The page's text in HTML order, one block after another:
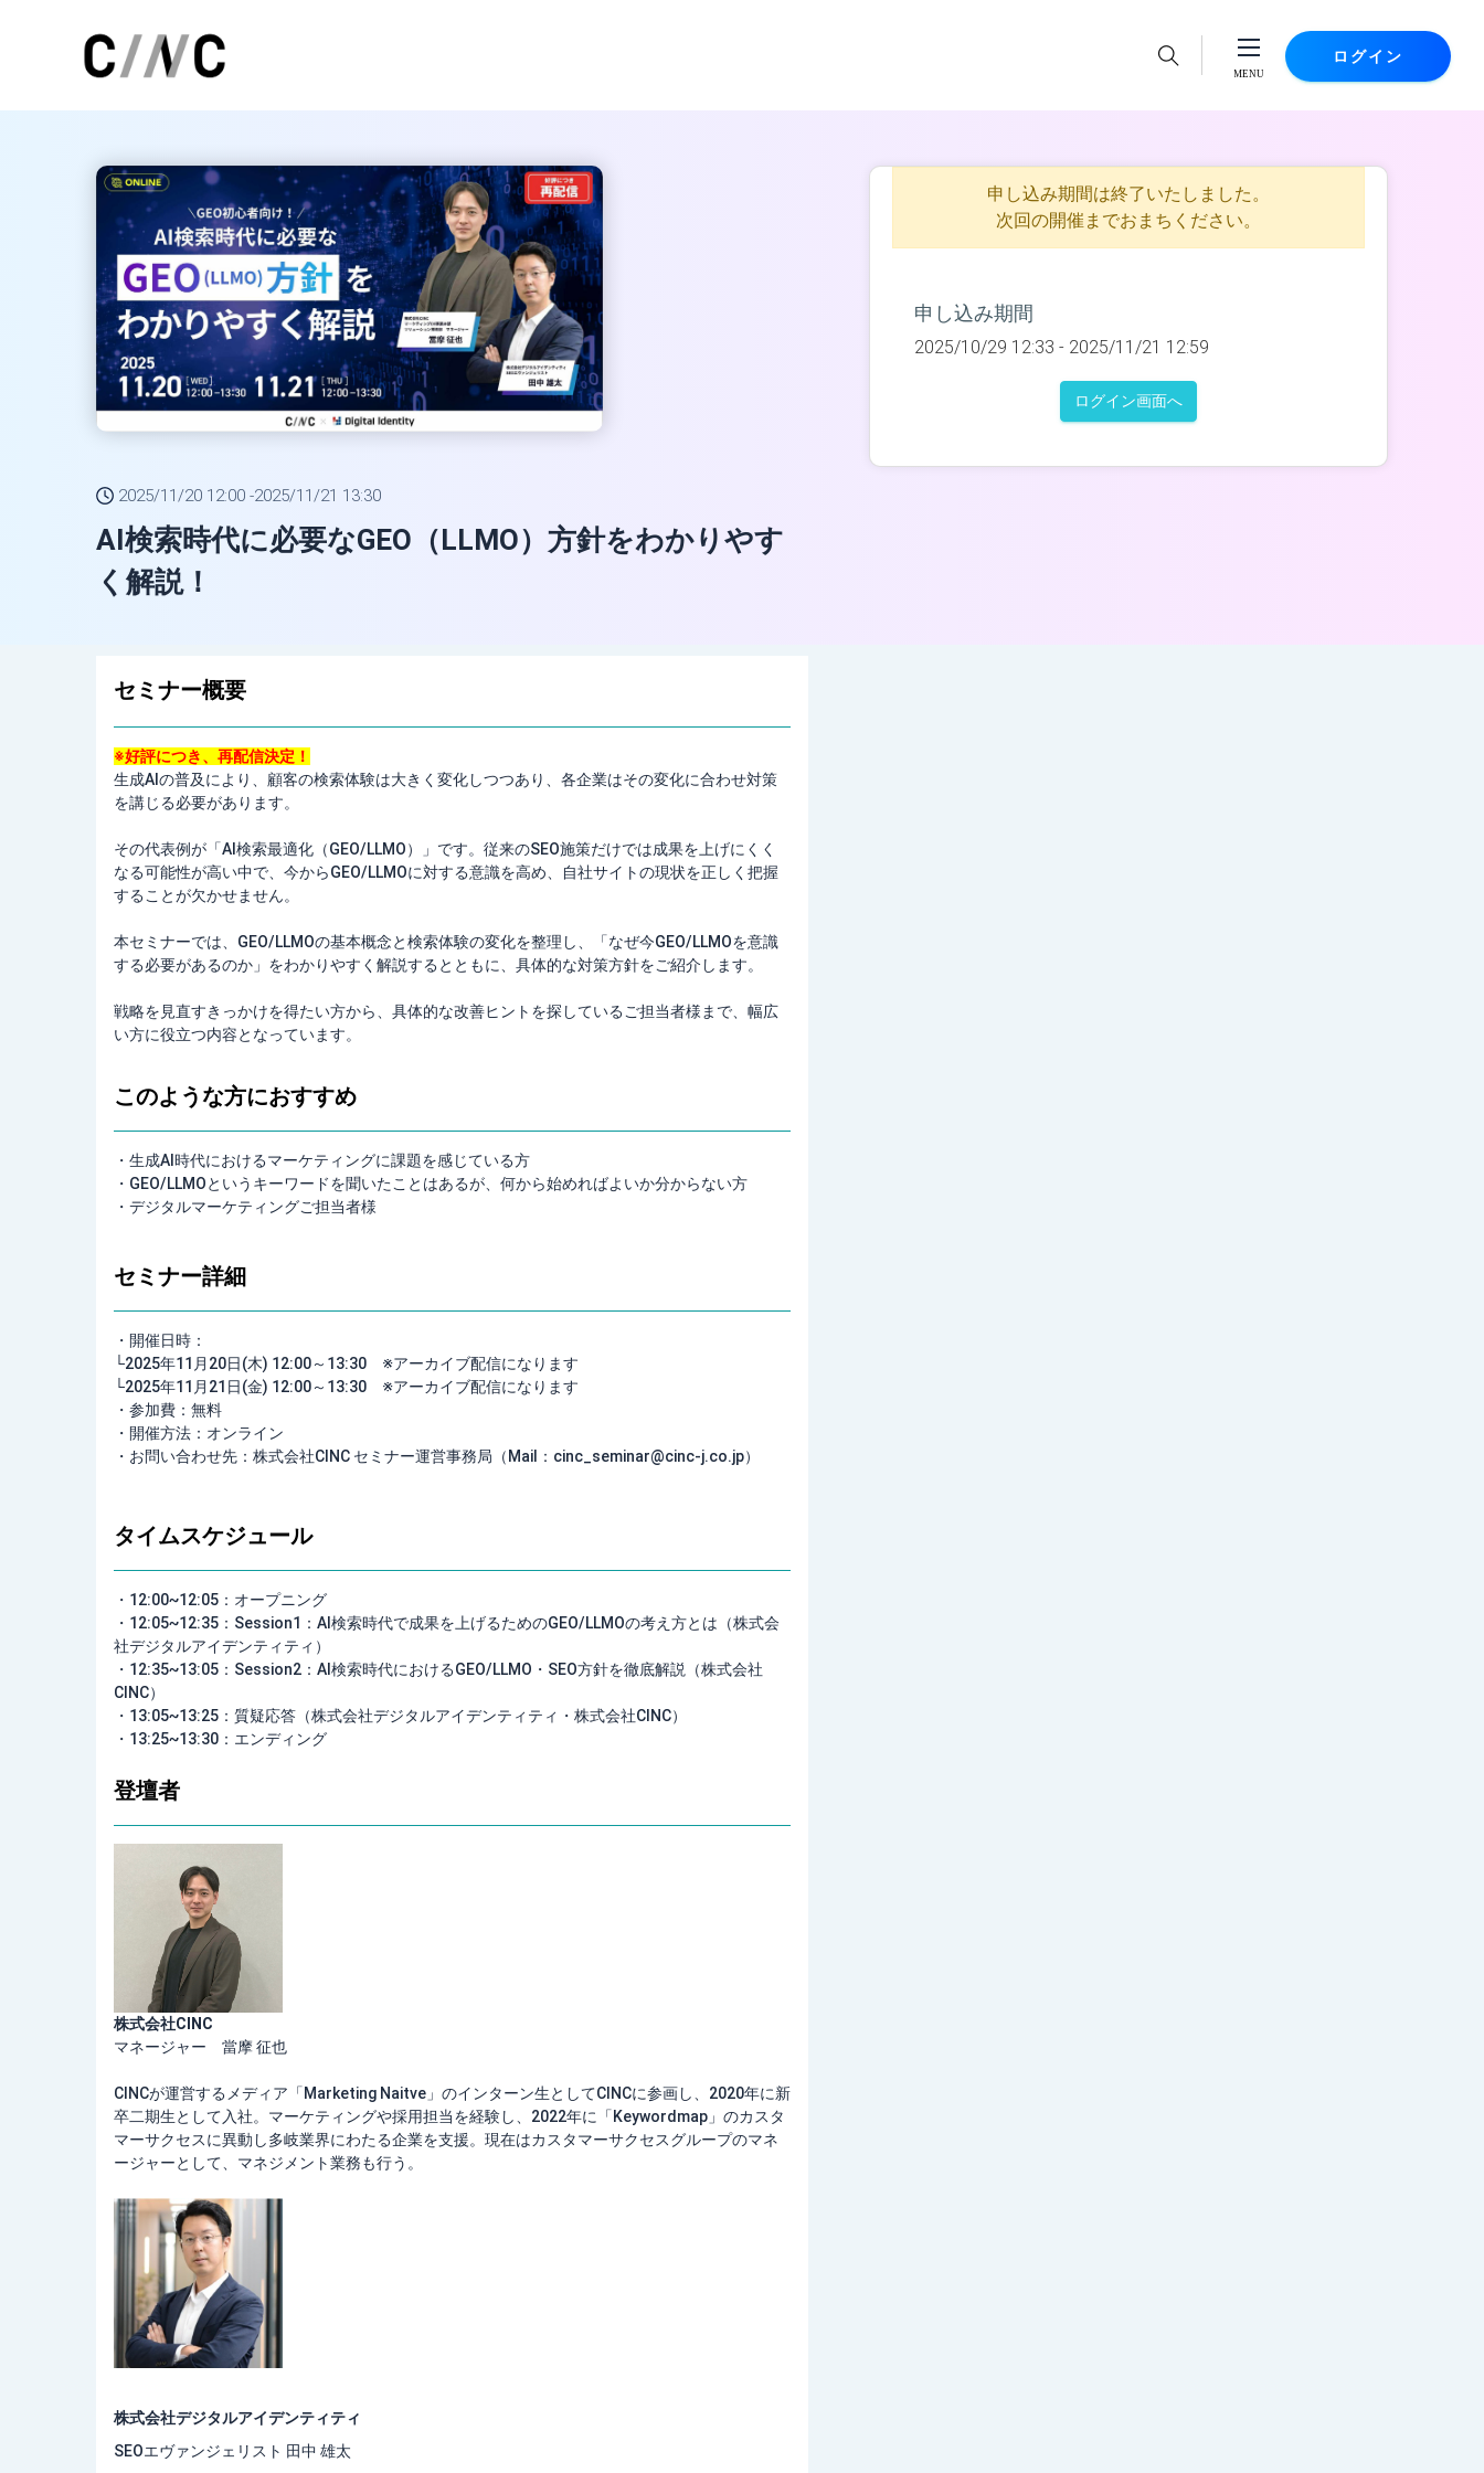
ログイン
トップページ
2025/11/20 12:00 -2025/11/21 13:30
AI検索時代に必要なGEO（LLMO）方針をわかりやす
く解説！
セミナー概要
※好評につき、再配信決定！
生成AIの普及により、顧客の検索体験は大きく変化しつつあり、各企業はその変化に合わせ対策
を講じる必要があります。
その代表例が「AI検索最適化（GEO/LLMO）」です。従来のSEO施策だけでは成果を上げにくく
なる可能性が高い中で、今からGEO/LLMOに対する意識を高め、自社サイトの現状を正しく把握
することが欠かせません。
本セミナーでは、GEO/LLMOの基本概念と検索体験の変化を整理し、「なぜ今GEO/LLMOを意識
する必要があるのか」をわかりやすく解説するとともに、具体的な対策方針をご紹介します。
戦略を見直すきっかけを得たい方から、具体的な改善ヒントを探しているご担当者様まで、幅広
い方に役立つ内容となっています。
このような方におすすめ
・ 生成AI時代におけるマーケティングに課題を感じている方
・GEO/LLMOというキーワードを聞いたことはあるが、何から始めればよいか分からない方
・デジタルマーケティングご担当者様
セミナー詳細
・開催日時：
└2025年11月20日(木) 12:00～13:30 ※アーカイブ配信になります
└2025年11月21日(金) 12:00～13:30 ※アーカイブ配信になります
・参加費：無料
・開催方法：オンライン
・お問い合わせ先：株式会社CINC セミナー運営事務局（Mail：cinc_seminar@cinc-j.co.jp）
タイムスケジュール
・ 12:00~12:05：オープニング
・12:05~12:35：Session1：AI検索時代で成果を上げるためのGEO/LLMOの考え方とは（株式会
社デジタルアイデンティティ）
・12:35~13:05：Session2：AI検索時代におけるGEO/LLMO・SEO方針を徹底解説（株式会社
CINC）
・13:05~13:25：質疑応答（株式会社デジタルアイデンティティ・株式会社CINC）
・13:25~13:30：エンディング
登壇者
株式会社CINC
マネージャー 當摩 征也
CINCが運営するメディア「Marketing Naitve」のインターン生としてCINCに参画し、2020年に新
卒二期生として入社。マーケティングや採用担当を経験し、2022年に「Keywordmap」のカスタ
マーサクセスに異動し多岐業界にわたる企業を支援。現在はカスタマーサクセスグループのマネ
ージャーとして、マネジメント業務も行う。
株式会社デジタルアイデンティティ
SEOエヴァンジェリスト 田中 雄太
申し込み期間は終了いたしました。
次回の開催までおまちください。
申し込み期間
2025/10/29 12:33 - 2025/11/21 12:59
ログイン画面へ